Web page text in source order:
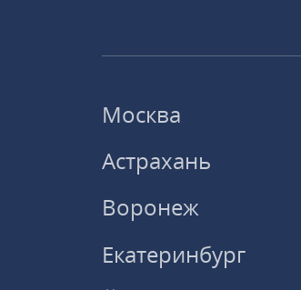
Москва
Астрахань
Воронеж
Екатеринбург